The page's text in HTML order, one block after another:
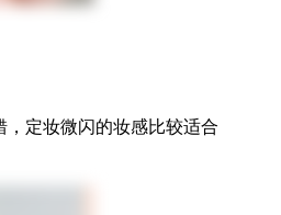
定妆微闪的妆感比较适合